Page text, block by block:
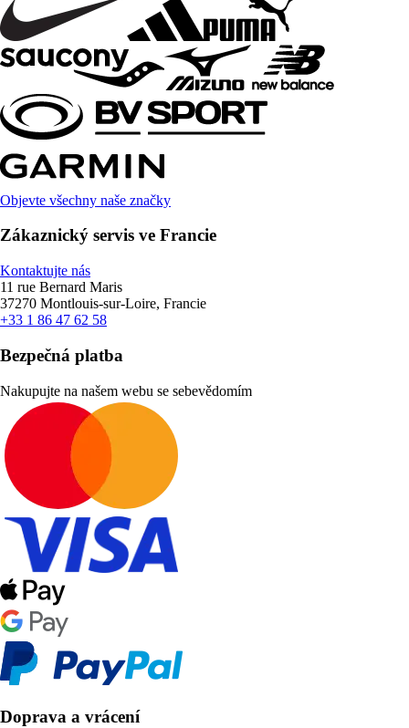
Objevte všechny naše značky
Zákaznický servis ve Francie
Kontaktujte nás
11 rue Bernard Maris
37270 Montlouis-sur-Loire, Francie
+33 1 86 47 62 58
Bezpečná platba
Nakupujte na našem webu se sebevědomím
Doprava a vrácení